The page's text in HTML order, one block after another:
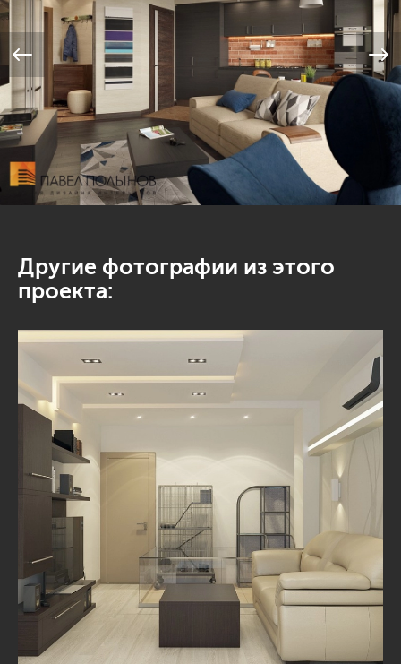
Другие фотографии из этого
проекта: